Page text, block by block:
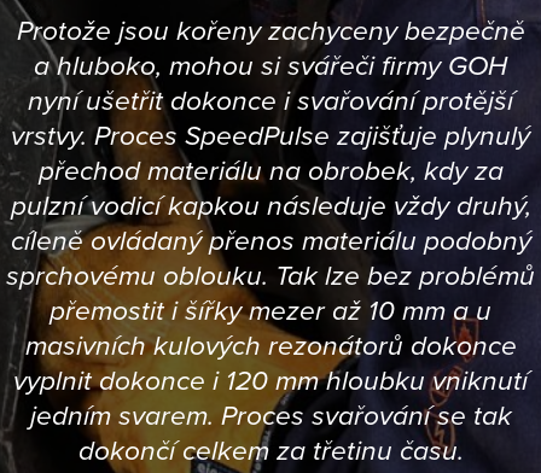
Protože jsou kořeny zachyceny bezpečně
a hluboko, mohou si svářeči firmy GOH
nyní ušetřit dokonce i svařování protější
vrstvy. Proces SpeedPulse zajišťuje plynulý
přechod materiálu na obrobek, kdy za
pulzní vodicí kapkou následuje vždy druhý,
cíleně ovládaný přenos materiálu podobný
sprchovému oblouku. Tak lze bez problémů
přemostit i šířky mezer až 10 mm a u
masivních kulových rezonátorů dokonce
vyplnit dokonce i 120 mm hloubku vniknutí
jedním svarem. Proces svařování se tak
dokončí celkem za třetinu času.